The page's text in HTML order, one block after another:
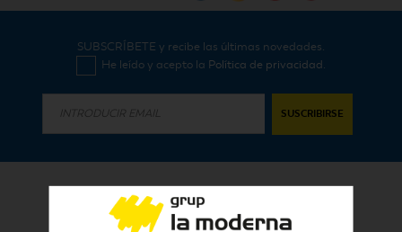
SUBSCRÍBETE y recibe las últimas novedades.
He leído y acepto la Política de privacidad.